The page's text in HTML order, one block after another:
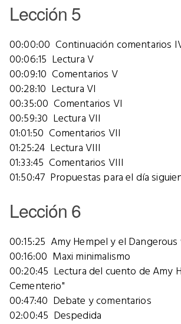
Lección 5
00:00:00 Continuación comentarios
00:06:15 Lectura V
00:09:10 Comentarios V
00:28:10 Lectura VI
00:35:00 Comentarios VI
00:59:30 Lectura VII
01:01:50 Comentarios VII
01:25:24 Lectura VIII
01:33:45 Comentarios VIII
01:50:47 Propuestas para el día
Lección 6
00:15:25 Amy Hempel y el
00:16:00 Maxi minimalismo
00:20:45 Lectura del cuento de Amy
Cementerio"
00:47:40 Debate y comentarios
02:00:45 Despedida